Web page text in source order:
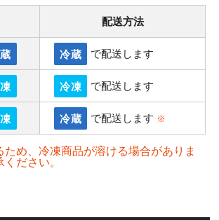
配送方法
冷蔵 で配送します
冷凍 で配送します
冷蔵 で配送します ※
ため、冷凍商品が溶ける場合がありま
ださい。